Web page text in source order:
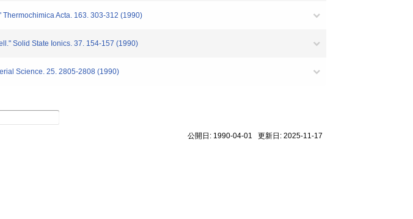
Acta. 163. 303-312 (1990)
Solid State Ionics. 37. 154-157 (1990)
Science. 25. 2805-2808 (1990)
公開日: 1990-04-01 更新日: 2025-11-17